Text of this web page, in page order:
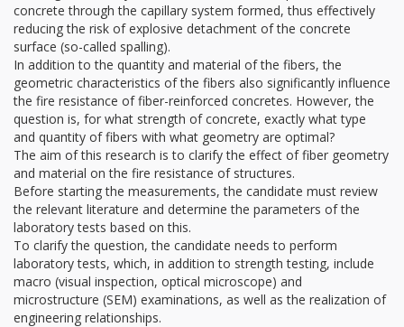
concrete through the capillary system formed, thus effectively
reducing the risk of explosive detachment of the concrete
surface (so-called spalling).
In addition to the quantity and material of the fibers, the
geometric characteristics of the fibers also significantly influence
the fire resistance of fiber-reinforced concretes. However, the
question is, for what strength of concrete, exactly what type
and quantity of fibers with what geometry are optimal?
The aim of this research is to clarify the effect of fiber geometry
and material on the fire resistance of structures.
Before starting the measurements, the candidate must review
the relevant literature and determine the parameters of the
laboratory tests based on this.
To clarify the question, the candidate needs to perform
laboratory tests, which, in addition to strength testing, include
macro (visual inspection, optical microscope) and
microstructure (SEM) examinations, as well as the realization of
engineering relationships.